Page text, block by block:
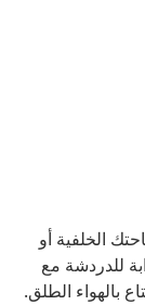
الخلفية أو
للدردشة مع
بالهواء الطلق.